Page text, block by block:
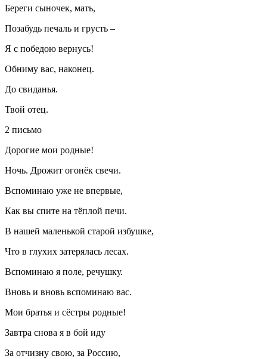
Береги сыночек, мать,
Позабудь печаль и грусть –
Я с победою вернусь!
Обниму вас, наконец.
До свиданья.
Твой отец.
2 письмо
Дорогие мои родные!
Ночь. Дрожит огонёк свечи.
Вспоминаю уже не впервые,
Как вы спите на тёплой печи.
В нашей маленькой старой избушке,
Что в глухих затерялась лесах.
Вспоминаю я поле, речушку.
Вновь и вновь вспоминаю вас.
Мои братья и сёстры родные!
Завтра снова я в бой иду
За отчизну свою, за Россию,